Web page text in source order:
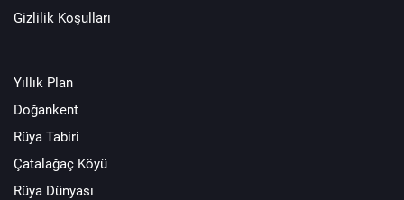
Gizlilik Koşulları
Yıllık Plan
Doğankent
Rüya Tabiri
Çatalağaç Köyü
Rüya Dünyası